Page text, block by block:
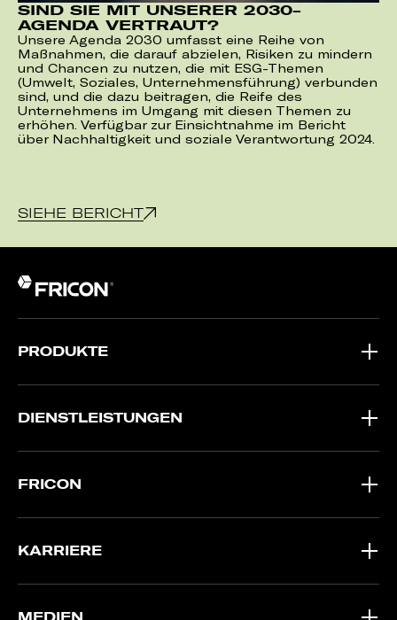
SIND SIE MIT UNSERER 2030-
AGENDA VERTRAUT?
Unsere Agenda 2030 umfasst eine Reihe von
Maßnahmen, die darauf abzielen, Risiken zu mindern
und Chancen zu nutzen, die mit ESG-Themen
(Umwelt, Soziales, Unternehmensführung) verbunden
sind, und die dazu beitragen, die Reife des
Unternehmens im Umgang mit diesen Themen zu
erhöhen. Verfügbar zur Einsichtnahme im Bericht
über Nachhaltigkeit und soziale Verantwortung 2024.
SIEHE BERICHT
PRODUKTE
DIENSTLEISTUNGEN
FRICON
KARRIERE